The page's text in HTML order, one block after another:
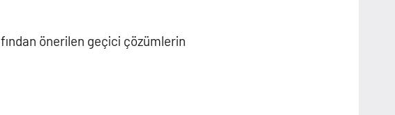
önerilen geçici çözümlerin